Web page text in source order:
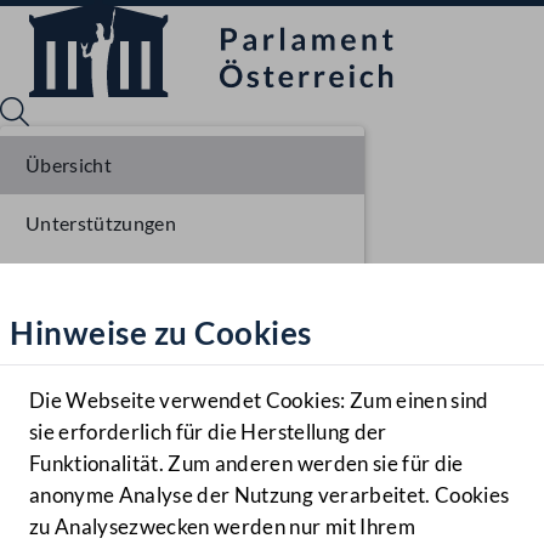
Hilfe
Benutzer
Navigationsmenü öffnen
MENÜ
Hinweise zu Cookies
Die Webseite verwendet Cookies: Zum einen sind
sie erforderlich für die Herstellung der
Funktionalität. Zum anderen werden sie für die
anonyme Analyse der Nutzung verarbeitet. Cookies
zu Analysezwecken werden nur mit Ihrem
Übersicht
Unterstützungen
Parlamentarisches Verfahren
Einlangen NR
Ausschussberatungen NR
Plenarberatungen NR